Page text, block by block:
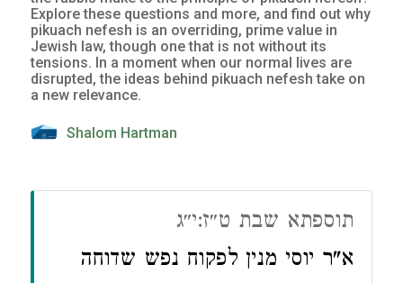
Explore these questions and more, and find out why
pikuach nefesh is an overriding, prime value in
Jewish law, though one that is not without its
tensions. In a moment when our normal lives are
disrupted, the ideas behind pikuach nefesh take on
a new relevance.
Shalom Hartman
תוספתא שבת ט״ז:י״ג
א"ר יוסי מנין לפקוח נפש שדוחה